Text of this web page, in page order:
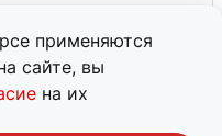
применяются
сайте, вы
на их